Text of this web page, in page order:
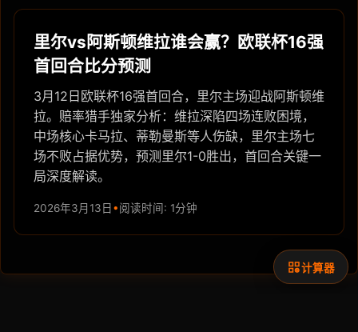
里尔vs阿斯顿维拉谁会赢？欧联杯16强
首回合比分预测
3月12日欧联杯16强首回合，里尔主场迎战阿斯顿维
拉。赔率猎手独家分析：维拉深陷四场连败困境，
中场核心卡马拉、蒂勒曼斯等人伤缺，里尔主场七
场不败占据优势，预测里尔1-0胜出，首回合关键一
局深度解读。
2026年3月13日 阅读时间: 1分钟
计算器